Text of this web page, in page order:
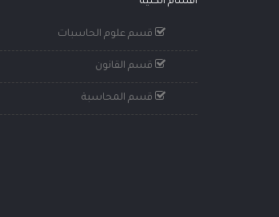
قسم علوم الحاسبات
قسم القانون
قسم المحاسبة